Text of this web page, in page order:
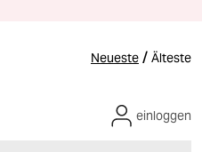
Neueste / Älteste
einloggen